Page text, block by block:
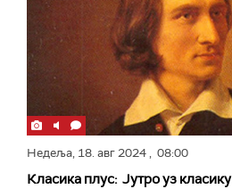
Недеља, 18. авг 2024, 08:00
Класика плус: Јутро уз класику